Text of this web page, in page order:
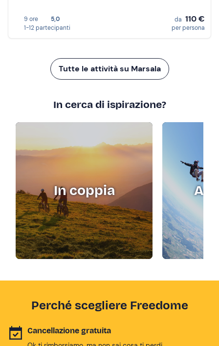
9 ore
5,0
1-12 partecipanti
da 110 €
per persona
Tutte le attività su Marsala
In cerca di ispirazione?
In coppia
Perché scegliere Freedome
Cancellazione gratuita